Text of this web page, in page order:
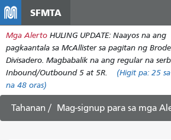
SFMTA
Mga Alerto HULING UPDATE: Naayos na ang
pagkaantala sa McAllister sa pagitan ng
Divisadero. Magbabalik na ang regular na
Inbound/Outbound 5 at 5R.
(Higit pa: 25
na 48 oras)
Tahanan Mag-signup para sa mga